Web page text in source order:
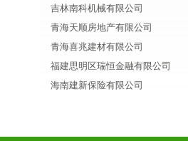
吉林南科机械有限公司
青海天顺房地产有限公司
青海喜兆建材有限公司
福建思明区瑞恒金融有限公司
海南建新保险有限公司